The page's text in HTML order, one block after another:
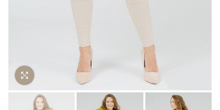
Нажмите чтобы увеличить